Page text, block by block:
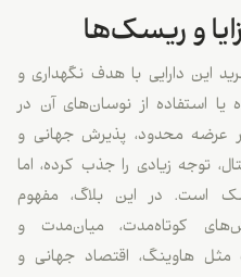
و ریسک‌ها
این دارایی با هدف نگهداری و
استفاده از نوسان‌های آن در
عرضه محدود، پذیرش جهانی و
توجه زیادی را جذب کرده، اما
است. در این بلاگ، مفهوم
کوتاه‌مدت، میان‌مدت و
مثل هاوینگ، اقتصاد جهانی و